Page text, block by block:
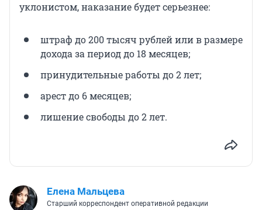
уклонистом, наказание будет серьезнее:
штраф до 200 тысяч рублей или в размере
дохода за период до 18 месяцев;
принудительные работы до 2 лет;
арест до 6 месяцев;
лишение свободы до 2 лет.
Елена Мальцева
Старший корреспондент оперативной редакции